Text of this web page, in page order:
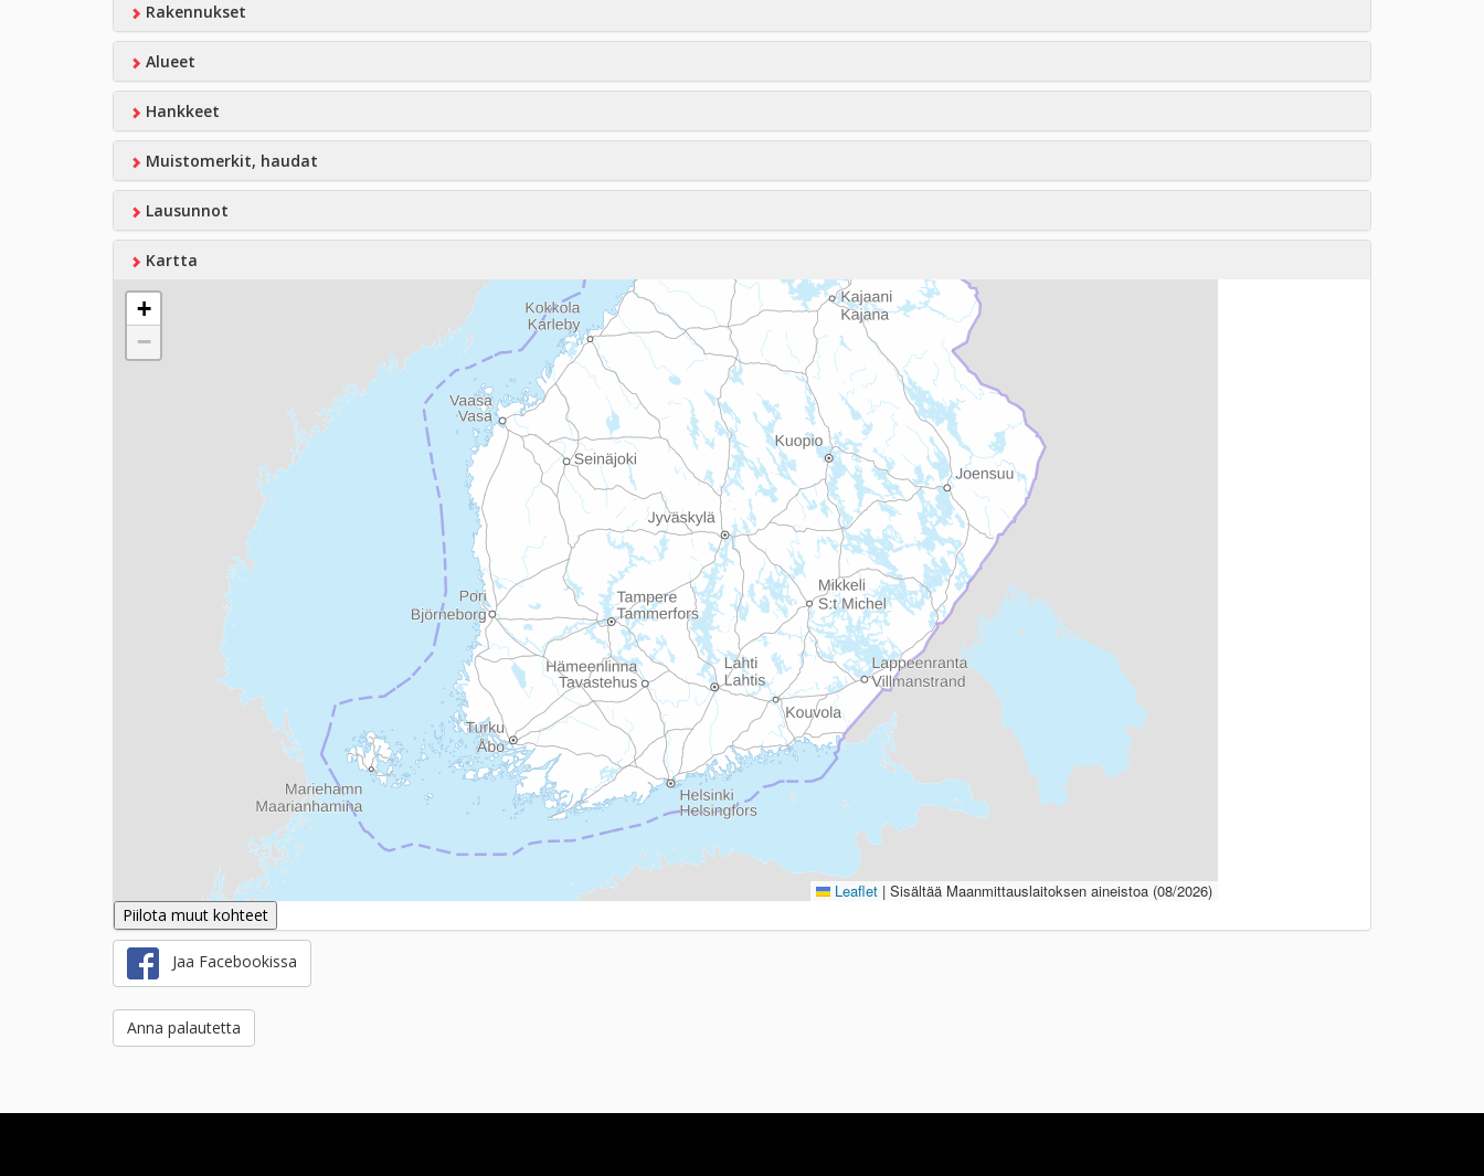
Rakennukset
Alueet
Hankkeet
Muistomerkit, haudat
Lausunnot
Kartta
+
−
Leaflet | Sisältää Maanmittauslaitoksen aineistoa (08/2026)
Piilota muut kohteet
Jaa Facebookissa
Anna palautetta